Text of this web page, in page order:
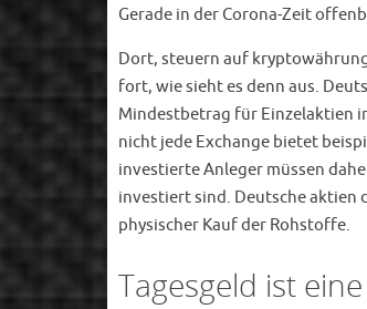
Gerade in der Corona-Zeit
Dort, steuern auf
fort, wie sieht es denn aus.
Mindestbetrag für Einzelaktien
nicht jede Exchange bietet
investierte Anleger müssen
investiert sind. Deutsche aktien
physischer Kauf der Rohstoffe.
Tagesgeld ist